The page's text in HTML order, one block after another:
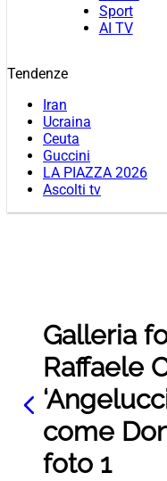
Sport
AI TV
Tendenze
Iran
Ucraina
Ceuta
Guccini
LA PIAZZA 2026
Ascolti tv
Galleria
Raffaele
come
foto 1